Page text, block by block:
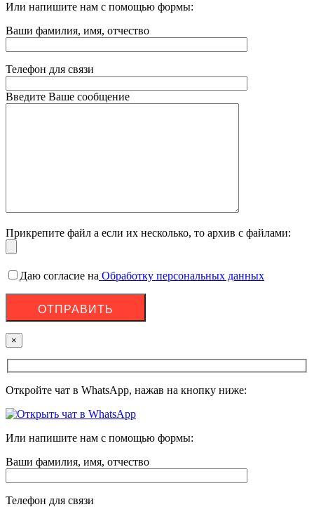
Или напишите нам с помощью формы:
Ваши фамилия, имя, отчество
Телефон для связи
Введите Ваше сообщение
Прикрепите файл а если их несколько, то архив с файлами:
Даю согласие на Обработку персональных данных
×
Откройте чат в WhatsApp, нажав на кнопку ниже:
Или напишите нам с помощью формы:
Ваши фамилия, имя, отчество
Телефон для связи